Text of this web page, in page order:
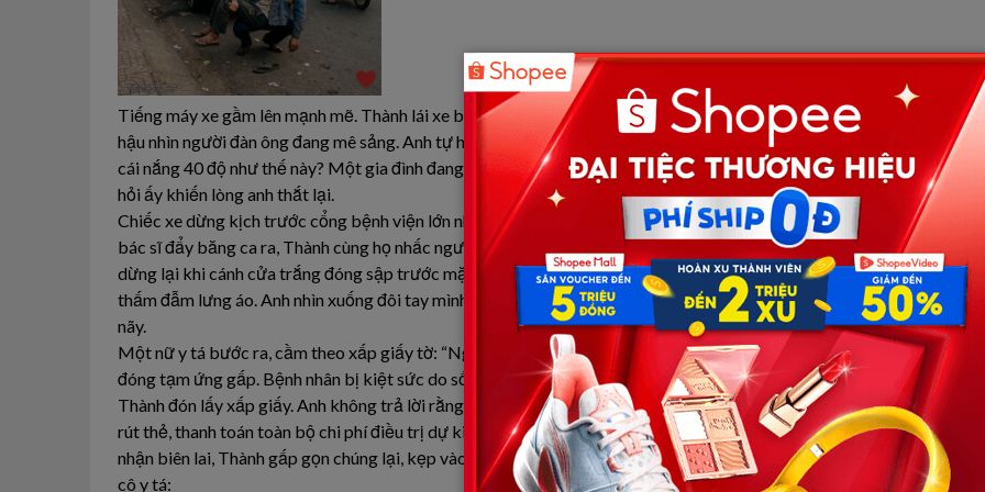
Tiếng máy xe gầm lên mạnh mẽ. Thành lái xe bằng tất cả sự tập trung, thỉnh thoảng liếc qua gương chiếu
hậu nhìn người đàn ông đang mê sảng. Anh tự hỏi, điều gì đã khiến một con người phải vắt kiệt sức lực dưới
cái nắng 40 độ như thế này? Một gia đình đang chờ cơm? Một đứa con đang đợi đóng học phí? Những câu
hỏi ấy khiến lòng anh thắt lại.
Chiếc xe dừng kịch trước cổng bệnh viện lớn nhất khu vực. Thành bung cửa, gọi to nhân viên y tế. Khi các
bác sĩ đẩy băng ca ra, Thành cùng họ nhấc người đàn ông lên. Anh chạy theo vào tận phòng cấp cứu, chỉ
dừng lại khi cánh cửa trắng đóng sập trước mặt. Đứng ngoài hành lang, Thành thở dốc, mồ hôi nhễ nhại
thấm đẫm lưng áo. Anh nhìn xuống đôi tay mình, đầy bụi đất và những vết bẩn đen kịt từ chiếc xe đạp cũ lúc
nãy.
Một nữ y tá bước ra, cầm theo xấp giấy tờ: “Người nhà bệnh nhân đâu ạ? Cần làm thủ tục nhập viện và
đóng tạm ứng gấp. Bệnh nhân bị kiệt sức do sốc nhiệt nặng, có dấu hiệu suy nhược cơ thể kéo dài.”
Thành đón lấy xấp giấy. Anh không trả lời rằng mình là người lạ, chỉ lặng lẽ đi thẳng đến quầy thu ngân. Anh
rút thẻ, thanh toán toàn bộ chi phí điều trị dự kiến, cộng thêm một khoản tiền thuốc men tốt nhất. Sau khi
nhận biên lai, Thành gấp gọn chúng lại, kẹp vào hồ sơ bệnh án của người đàn ông tội nghiệp kia. Anh dặn dò
cô y tá: